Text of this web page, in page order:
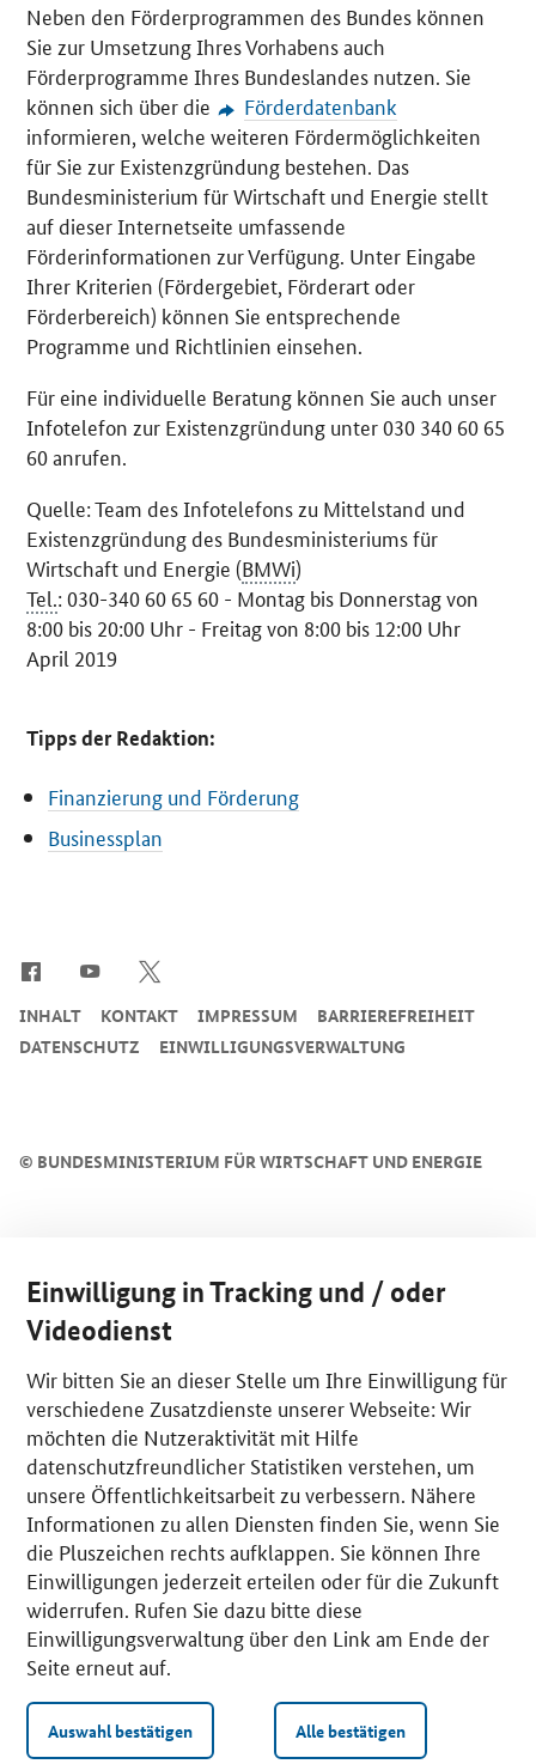
Neben den Förderprogrammen des Bundes können
Sie zur Umsetzung Ihres Vorhabens auch
Förderprogramme Ihres Bundeslandes nutzen. Sie
können sich über die
Förderdatenbank
informieren, welche weiteren Fördermöglichkeiten
für Sie zur Existenzgründung bestehen. Das
Bundesministerium für Wirtschaft und Energie stellt
auf dieser Internetseite umfassende
Förderinformationen zur Verfügung. Unter Eingabe
Ihrer Kriterien (Fördergebiet, Förderart oder
Förderbereich) können Sie entsprechende
Programme und Richtlinien einsehen.
Für eine individuelle Beratung können Sie auch unser
Infotelefon zur Existenzgründung unter 030 340 60 65
60 anrufen.
Quelle: Team des Infotelefons zu Mittelstand und
Existenzgründung des Bundesministeriums für
Wirtschaft und Energie (BMWi)
Tel.: 030-340 60 65 60 - Montag bis Donnerstag von
8:00 bis 20:00 Uhr - Freitag von 8:00 bis 12:00 Uhr
April 2019
Tipps der Redaktion:
Finanzierung und Förderung
Businessplan
© BUNDESMINISTERIUM FÜR WIRTSCHAFT UND ENERGIE
INHALT KONTAKT IMPRESSUM
BARRIEREFREIHEIT
DATENSCHUTZ
EINWILLIGUNGSVERWALTUNG
Einwilligung in Tracking und / oder
Videodienst
Wir bitten Sie an dieser Stelle um Ihre Einwilligung für
verschiedene Zusatzdienste unserer Webseite: Wir
möchten die Nutzeraktivität mit Hilfe
datenschutzfreundlicher Statistiken verstehen, um
unsere Öffentlichkeitsarbeit zu verbessern. Nähere
Informationen zu allen Diensten finden Sie, wenn Sie
die Pluszeichen rechts aufklappen. Sie können Ihre
Einwilligungen jederzeit erteilen oder für die Zukunft
widerrufen. Rufen Sie dazu bitte diese
Einwilligungsverwaltung über den Link am Ende der
Seite erneut auf.
Auswahl bestätigen Alle bestätigen